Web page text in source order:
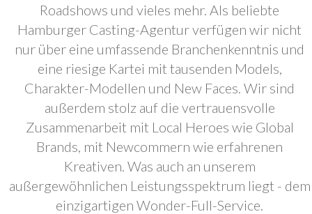
Roadshows und vieles mehr. Als beliebte
Hamburger Casting-Agentur verfügen wir nicht
nur über eine umfassende Branchenkenntnis und
eine riesige Kartei mit tausenden Models,
Charakter-Modellen und New Faces. Wir sind
außerdem stolz auf die vertrauensvolle
Zusammenarbeit mit Local Heroes wie Global
Brands, mit Newcommern wie erfahrenen
Kreativen. Was auch an unserem
außergewöhnlichen Leistungsspektrum liegt - dem
einzigartigen Wonder-Full-Service.